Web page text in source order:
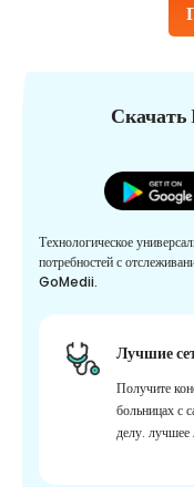
Скачать
Технологическое
потребностей с
GoMedii.
Лучшие
Получите
больницах с
делу. лучшее